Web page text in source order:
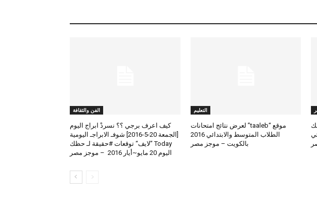
التعليم
موقع “taaleb” لعرض نتائج امتحانات
الطلاب المتوسط والابتدائي 2016
بالكويت – موجز مصر
الفن والثقافة
كيف اعرف برجي ؟؟ نسردْ ابراج اليوم
[الجمعة 20-5-2016] شوفـ الابراجـ اليومية
Today ”لايف“ توقعات #حقيقة لـ حظك
اليوم 20 مايو~أيار 2016 – موجز مصر